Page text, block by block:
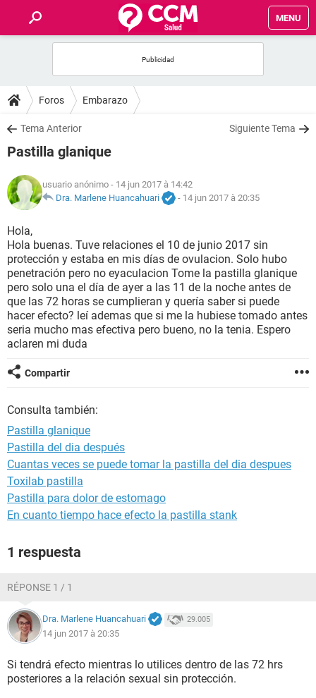
MENU
FORUMS
SALUD
NUTRICIÓN
BIENESTAR
SEXUALIDAD
GLOSARIO
Foros Embarazo
Tema Anterior Siguiente Tema
Pastilla glanique
usuario anónimo - 14 jun 2017 à 14:42
Dra. Marlene Huancahuari
- 14 jun 2017 à 20:35
Hola,
Hola buenas. Tuve relaciones el 10 de junio 2017 sin
protección y estaba en mis días de ovulacion. Solo hubo
penetración pero no eyaculacion Tome la pastilla glanique
pero solo una el día de ayer a las 11 de la noche antes de
que las 72 horas se cumplieran y quería saber si puede
hacer efecto? leí ademas que si me la hubiese tomado antes
seria mucho mas efectiva pero bueno, no la tenia. Espero
aclaren mi duda
Compartir
Consulta también:
Pastilla glanique
Pastilla del dia después
Cuantas veces se puede tomar la pastilla del dia despues
Toxilab pastilla
Pastilla para dolor de estomago
En cuanto tiempo hace efecto la pastilla stank
1 respuesta
RÉPONSE 1 / 1
Dra. Marlene Huancahuari 29.005
14 jun 2017 à 20:35
Si tendrá efecto mientras lo utilices dentro de las 72 hrs
posteriores a la relación sexual sin protección.